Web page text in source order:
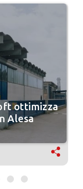
ottimizza
Alesa